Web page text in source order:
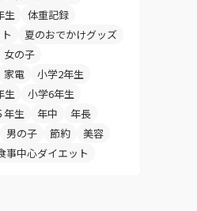
生
体重記録
夏のおでかけグッズ
女の子
家電
小学2年生
生
小学6年生
年生 年中
年長
男の子 節約
美容
事中心ダイエット